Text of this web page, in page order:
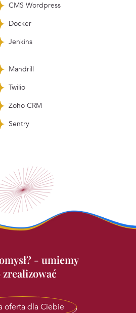
CMS Wordpress
Docker
Jenkins
Mandrill
Twilio
Zoho CRM
Sentry
- umiemy
zrealizować
oferta dla Ciebie